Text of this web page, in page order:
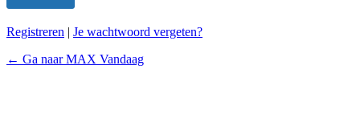
Registreren | Je wachtwoord vergeten?
← Ga naar MAX Vandaag